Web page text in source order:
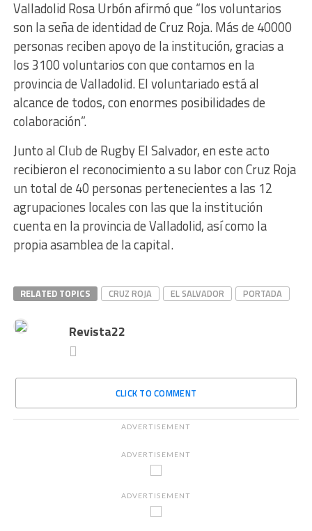
Valladolid Rosa Urbón afirmó que “los voluntarios
son la seña de identidad de Cruz Roja. Más de 40000
personas reciben apoyo de la institución, gracias a
los 3100 voluntarios con que contamos en la
provincia de Valladolid. El voluntariado está al
alcance de todos, con enormes posibilidades de
colaboración”.
Junto al Club de Rugby El Salvador, en este acto
recibieron el reconocimiento a su labor con Cruz Roja
un total de 40 personas pertenecientes a las 12
agrupaciones locales con las que la institución
cuenta en la provincia de Valladolid, así como la
propia asamblea de la capital.
RELATED TOPICS CRUZ ROJA EL SALVADOR PORTADA
Revista22
CLICK TO COMMENT
ADVERTISEMENT
ADVERTISEMENT
ADVERTISEMENT